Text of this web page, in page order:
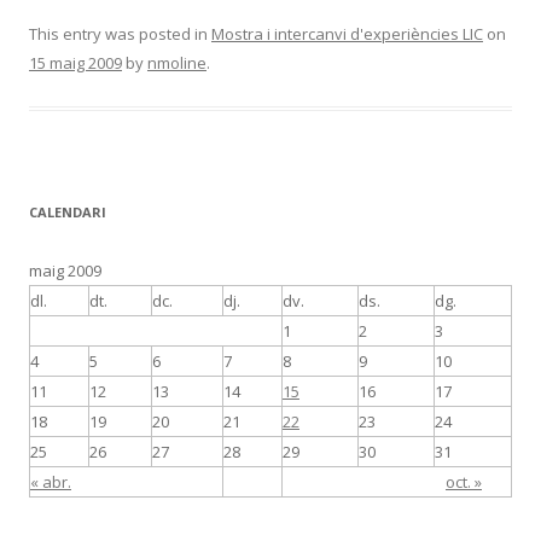
This entry was posted in Mostra i intercanvi d'experiències LIC on
15 maig 2009 by nmoline.
CALENDARI
maig 2009
dl.
dt. dc. dj. dv. ds. dg.
« abr. oct. »
1 2
3
4
5 6 7 8 9
10
11
12 13 14 15 16
17
18
19 20 21 22 23
24
25
26 27 28 29 30 31